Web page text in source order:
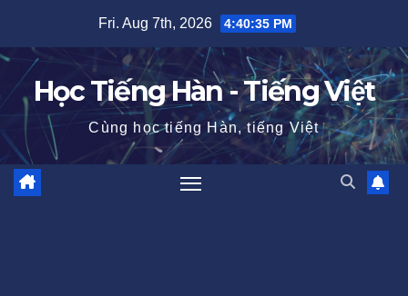
content
Fri. Aug 7th, 2026 4:40:36 PM
Học Tiếng Hàn - Tiếng Việt
Cùng học tiếng Hàn, tiếng Việt